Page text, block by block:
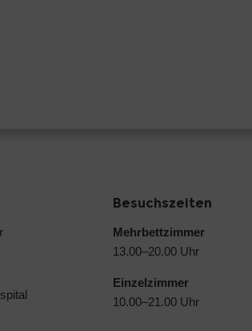
Besuchszeiten
Mehrbettzimmer
13.00–20.00 Uhr
Einzelzimmer
10.00–21.00 Uhr